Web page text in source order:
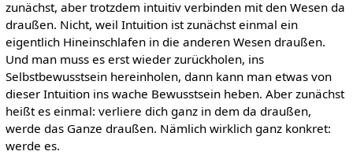
zunächst, aber trotzdem intuitiv verbinden mit den Wesen da
draußen. Nicht, weil Intuition ist zunächst einmal ein
eigentlich Hineinschlafen in die anderen Wesen draußen.
Und man muss es erst wieder zurückholen, ins
Selbstbewusstsein hereinholen, dann kann man etwas von
dieser Intuition ins wache Bewusstsein heben. Aber zunächst
heißt es einmal: verliere dich ganz in dem da draußen,
werde das Ganze draußen. Nämlich wirklich ganz konkret:
werde es.